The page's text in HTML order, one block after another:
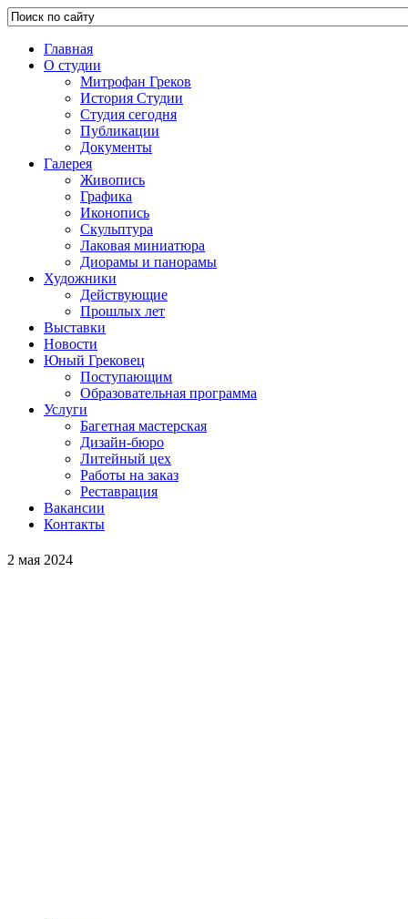
Главная
О студии
Митрофан Греков
История Студии
Студия сегодня
Публикации
Документы
Галерея
Живопись
Графика
Иконопись
Скульптура
Лаковая миниатюра
Диорамы и панорамы
Художники
Действующие
Прошлых лет
Выставки
Новости
Юный Грековец
Поступающим
Образовательная программа
Услуги
Багетная мастерская
Дизайн-бюро
Литейный цех
Работы на заказ
Реставрация
Вакансии
Контакты
2 мая 2024